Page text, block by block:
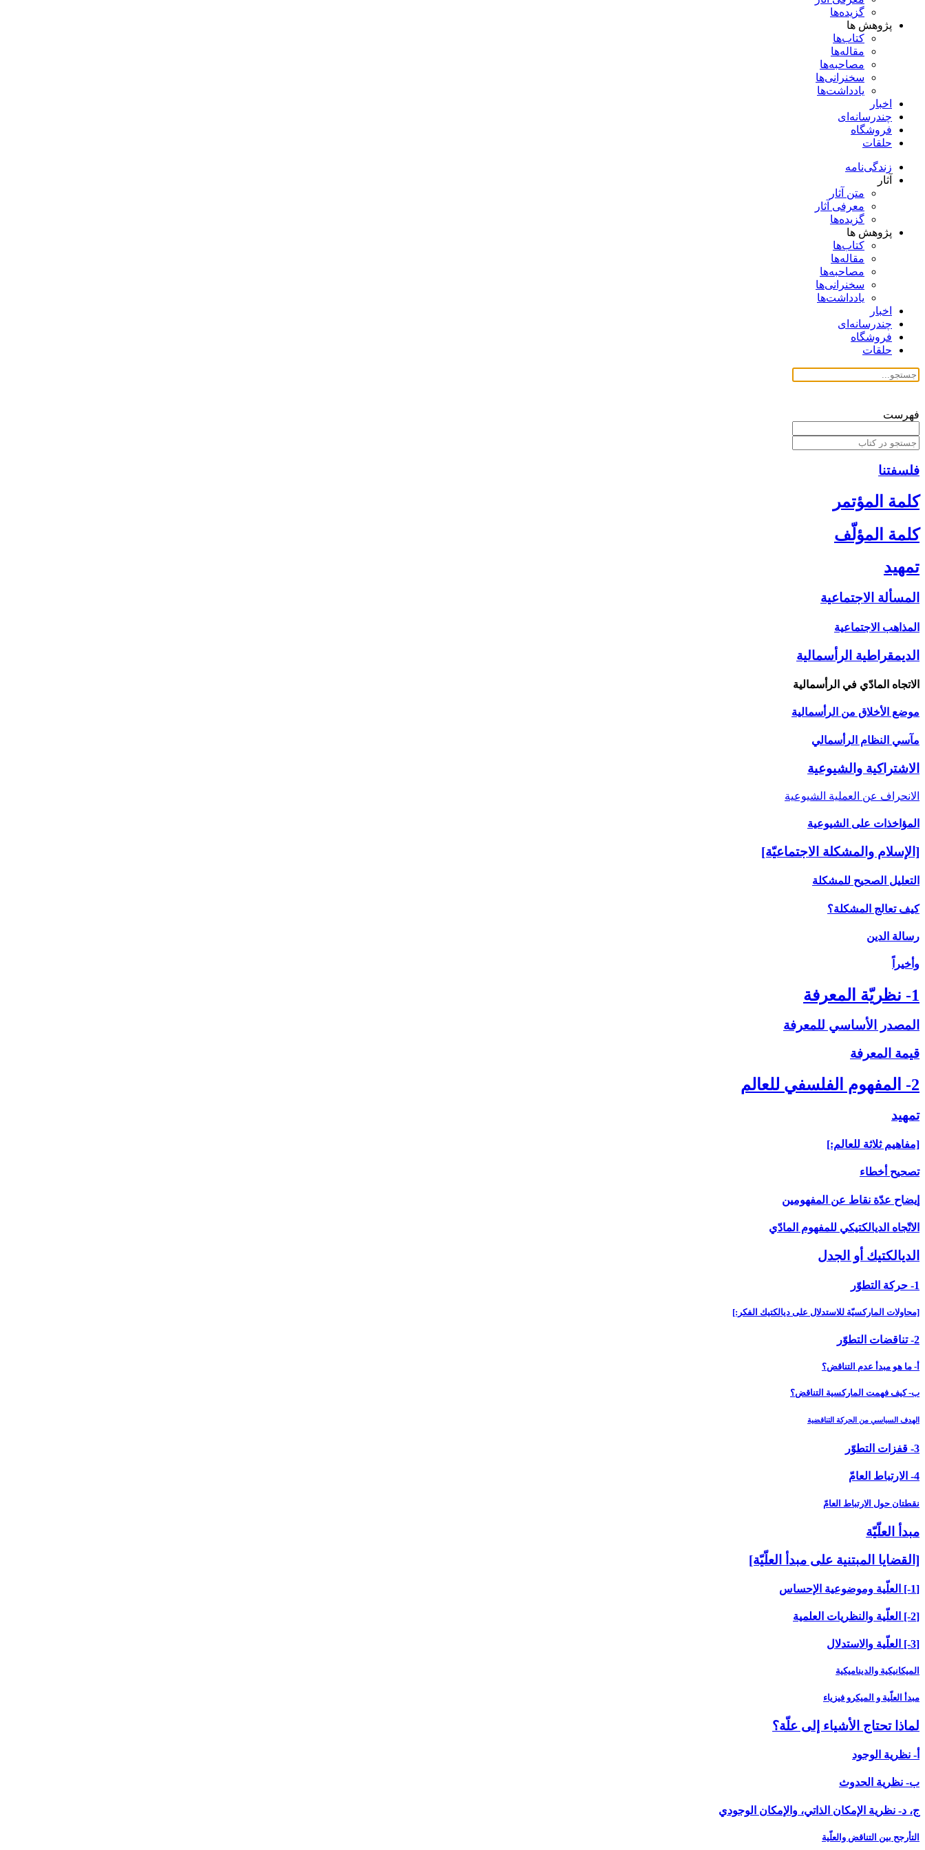
گزیده‌ها
پژوهش ها
کتاب‌ها
مقاله‌ها
مصاحبه‌ها
سخنرانی‌ها
یادداشت‌ها
اخبار
چندرسانه‌ای
فروشگاه
حلقات
زندگی‌نامه
آثار
متن آثار
معرفی آثار
گزیده‌ها
پژوهش ها
کتاب‌ها
مقاله‌ها
مصاحبه‌ها
سخنرانی‌ها
یادداشت‌ها
اخبار
چندرسانه‌ای
فروشگاه
حلقات
فهرست
فلسفتنا
كلمة المؤتمر
كلمة المؤلّف‏
تمهيد
المسألة الاجتماعية
المذاهب الاجتماعية
الديمقراطية الرأسمالية
الاتجاه المادّي في الرأسمالية
موضع الأخلاق من الرأسمالية
مآسي النظام الرأسمالي
الاشتراكية والشيوعية
الانحراف عن العملية الشيوعية
المؤاخذات على الشيوعية
[الإسلام والمشكلة الاجتماعيّة]
التعليل الصحيح للمشكلة
كيف تعالج المشكلة؟
رسالة الدين
وأخيراً
1- نظريّة المعرفة
المصدر الأساسي للمعرفة
قيمة المعرفة
2- المفهوم الفلسفي للعالم
تمهيد
[مفاهيم ثلاثة للعالم:]
تصحيح أخطاء
إيضاح عدّة نقاط عن المفهومين
الاتّجاه الديالكتيكي للمفهوم المادّي
الديالكتيك أو الجدل‏
1- حركة التطوّر
[محاولات الماركسيّة للاستدلال على ديالكتيك الفكر:]
2- تناقضات التطوّر
أ- ما هو مبدأ عدم التناقض؟
ب- كيف فهمت الماركسية التناقض؟
الهدف السياسي من الحركة التناقضية
3- قفزات التطوّر
4- الارتباط العامّ‏
نقطتان حول الارتباط العامّ
مبدأ العلّيّة
[القضايا المبتنية على مبدأ العلّيّة]
[1-] العلّية وموضوعية الإحساس
[2-] العلّية والنظريات العلمية
[3-] العلّية والاستدلال
الميكانيكية والديناميكية
مبدأ العلّية و الميكرو فيزياء
لماذا تحتاج الأشياء إلى علّة؟
أ- نظرية الوجود
ب- نظرية الحدوث
ج، د- نظرية الإمكان الذاتي، والإمكان الوجودي
التأرجح بين التناقض والعلّية